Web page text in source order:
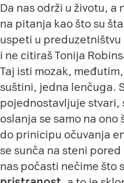
Da nas održi u životu, a
na pitanja kao što su
uspeti u
i ne citiraš Tonija
Taj isti mozak,
suštini, jedna lenčuga.
pojednostavljuje stvari,
oslanja se samo na
do prinicipu očuvanja
se sunča na steni
nas počasti nečime što